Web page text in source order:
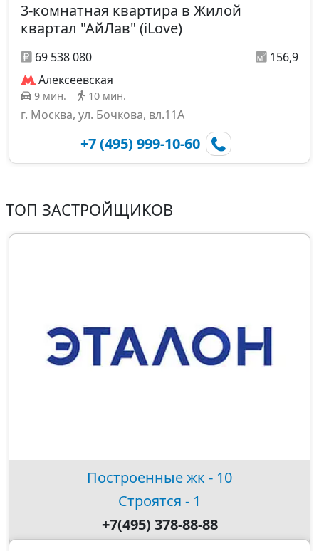
3-комнатная квартира в Жилой
квартал "АйЛав" (iLove)
69 538 080
156,9
Алексеевская
9 мин. 10 мин.
г. Москва, ул. Бочкова, вл.11А
+7 (495) 999-10-60
ТОП ЗАСТРОЙЩИКОВ
Построенные жк - 10
Строятся - 1
+7(495) 378-88-88